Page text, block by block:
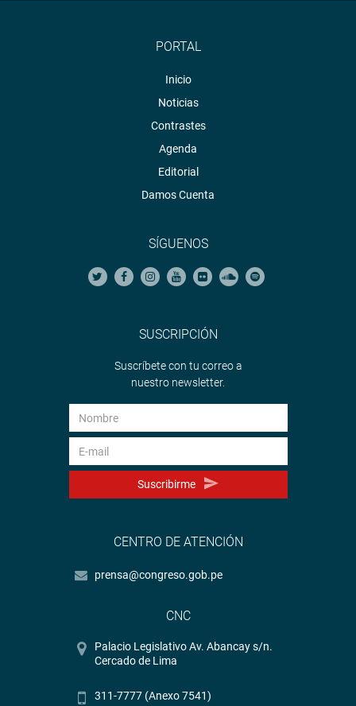
PORTAL
Inicio
Noticias
Contrastes
Agenda
Editorial
Damos Cuenta
SÍGUENOS
SUSCRIPCIÓN
Suscríbete con tu correo a
nuestro newsletter.
Suscribirme
CENTRO DE ATENCIÓN
prensa@congreso.gob.pe
CNC
Palacio Legislativo Av. Abancay s/n.
Cercado de Lima
311-7777 (Anexo 7541)